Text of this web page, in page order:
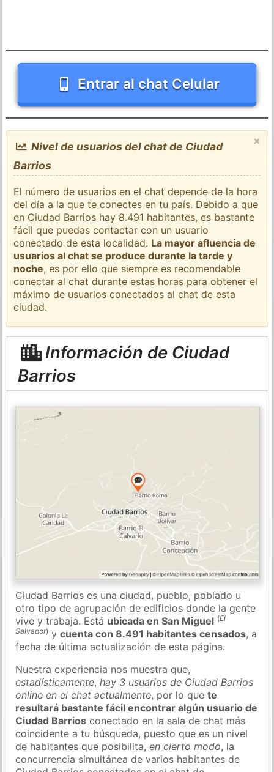
Entrar al chat Celular
×
Nivel de usuarios del chat de Ciudad
Barrios
El número de usuarios en el chat depende de la hora
del día a la que te conectes en tu país. Debido a que
en Ciudad Barrios hay 8.491 habitantes, es bastante
fácil que puedas contactar con un usuario
conectado de esta localidad. La mayor afluencia de
usuarios al chat se produce durante la tarde y
noche, es por ello que siempre es recomendable
conectar al chat durante estas horas para obtener el
máximo de usuarios conectados al chat de esta
ciudad.
Información de Ciudad
Barrios
Ciudad Barrios es una ciudad, pueblo, poblado u
otro tipo de agrupación de edificios donde la gente
vive y trabaja. Está ubicada en San Miguel (El
Salvador) ycuenta con 8.491 habitantes censados, a
fecha de última actualización de esta página.
Nuestra experiencia nos muestra que,
estadísticamente,hay 3 usuarios de Ciudad Barrios
online en el chat actualmente, por lo quete
resultará bastante fácil encontrar algún usuario de
Ciudad Barrios conectado en la sala de chat más
coincidente a tu búsqueda, puesto que es un nivel
de habitantes que posibilita,en cierto modo, la
concurrencia simultánea de varios habitantes de